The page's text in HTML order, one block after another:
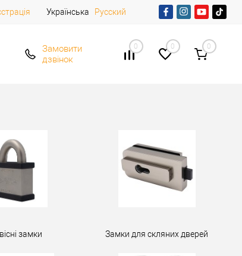
Українська Русский
Замовити
дзвінок
0 0 0
замки Замки для скляних дверей